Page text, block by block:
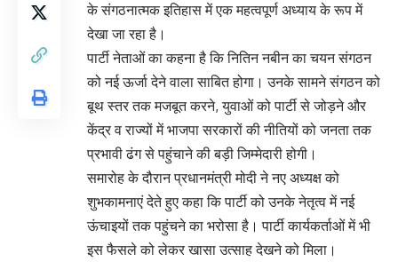
के संगठनात्मक इतिहास में एक महत्वपूर्ण अध्याय के रूप में
देखा जा रहा है।
पार्टी नेताओं का कहना है कि नितिन नबीन का चयन संगठन
को नई ऊर्जा देने वाला साबित होगा। उनके सामने संगठन को
बूथ स्तर तक मजबूत करने, युवाओं को पार्टी से जोड़ने और
केंद्र व राज्यों में भाजपा सरकारों की नीतियों को जनता तक
प्रभावी ढंग से पहुंचाने की बड़ी जिम्मेदारी होगी।
समारोह के दौरान प्रधानमंत्री मोदी ने नए अध्यक्ष को
शुभकामनाएं देते हुए कहा कि पार्टी को उनके नेतृत्व में नई
ऊंचाइयों तक पहुंचने का भरोसा है। पार्टी कार्यकर्ताओं में भी
इस फैसले को लेकर खासा उत्साह देखने को मिला।